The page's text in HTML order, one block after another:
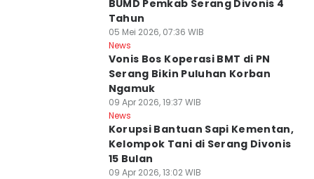
BUMD Pemkab Serang Divonis 4
Tahun
05 Mei 2026, 07:36 WIB
News
Vonis Bos Koperasi BMT di PN
Serang Bikin Puluhan Korban
Ngamuk
09 Apr 2026, 19:37 WIB
News
Korupsi Bantuan Sapi Kementan,
Kelompok Tani di Serang Divonis
15 Bulan
09 Apr 2026, 13:02 WIB